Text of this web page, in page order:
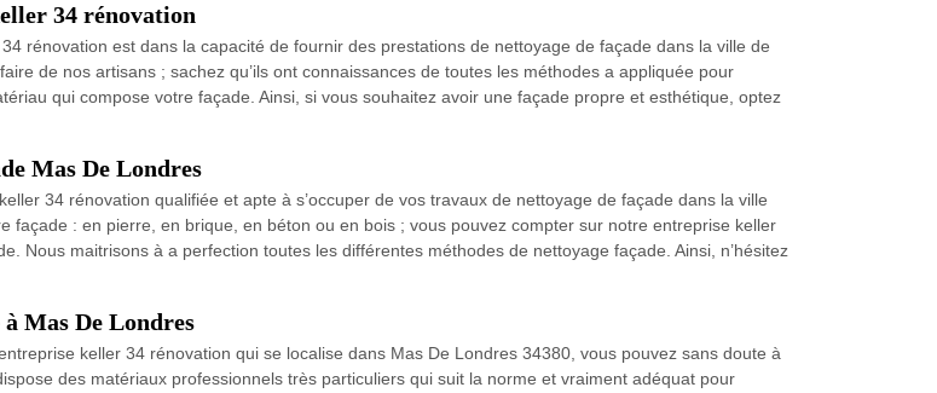
34 rénovation
rénovation est dans la capacité de fournir des prestations de nettoyage de façade dans la ville de
de nos artisans ; sachez qu’ils ont connaissances de toutes les méthodes a appliquée pour
qui compose votre façade. Ainsi, si vous souhaitez avoir une façade propre et esthétique, optez
Mas De Londres
34 rénovation qualifiée et apte à s’occuper de vos travaux de nettoyage de façade dans la ville
façade : en pierre, en brique, en béton ou en bois ; vous pouvez compter sur notre entreprise keller
Nous maitrisons à a perfection toutes les différentes méthodes de nettoyage façade. Ainsi, n’hésitez
Mas De Londres
keller 34 rénovation qui se localise dans Mas De Londres 34380, vous pouvez sans doute à
des matériaux professionnels très particuliers qui suit la norme et vraiment adéquat pour